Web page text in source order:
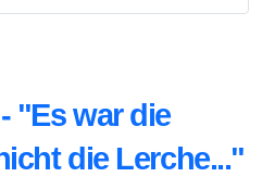
"Es war die
die Lerche..."